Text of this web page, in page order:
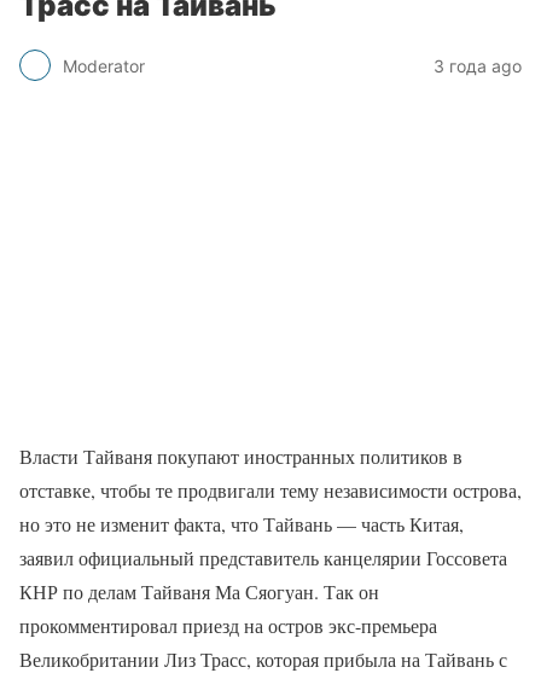
Moderator 3 года ago
Власти Тайваня покупают иностранных политиков в
отставке, чтобы те продвигали тему независимости острова,
но это не изменит факта, что Тайвань — часть Китая,
заявил официальный представитель канцелярии Госсовета
КНР по делам Тайваня Ма Сяогуан. Так он
прокомментировал приезд на остров экс-премьера
Великобритании Лиз Трасс, которая прибыла на Тайвань с